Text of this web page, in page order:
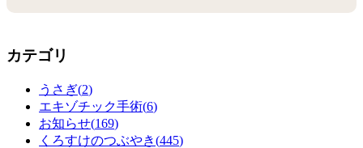
カテゴリ
うさぎ(2)
エキゾチック手術(6)
お知らせ(169)
くろすけのつぶやき(445)